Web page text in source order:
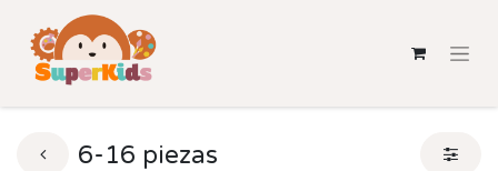
6-16 piezas